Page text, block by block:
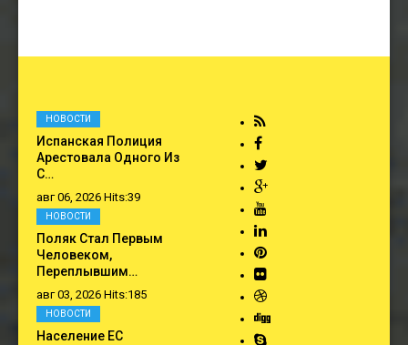
Испанская Полиция
Арестовала Одного Из
С…
авг 06, 2026 Hits:39
НОВОСТИ
Поляк Стал Первым
Человеком,
Переплывшим…
авг 03, 2026 Hits:185
НОВОСТИ
Население ЕС
НОВОСТИ